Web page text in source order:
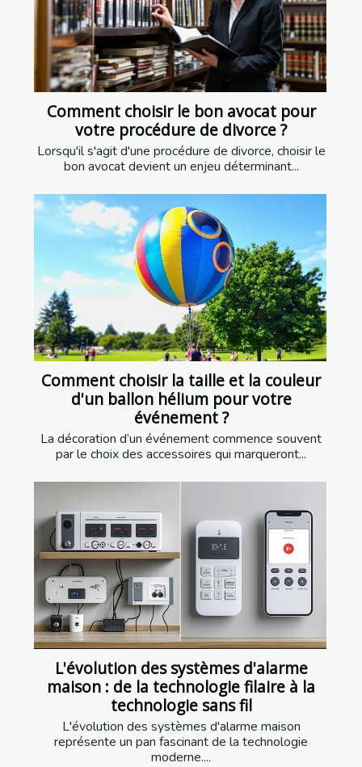
Comment choisir le bon avocat pour
votre procédure de divorce ?
Lorsqu'il s'agit d'une procédure de divorce, choisir le
bon avocat devient un enjeu déterminant...
Comment choisir la taille et la couleur
d'un ballon hélium pour votre
événement ?
La décoration d’un événement commence souvent
par le choix des accessoires qui marqueront...
L'évolution des systèmes d'alarme
maison : de la technologie filaire à la
technologie sans fil
L'évolution des systèmes d'alarme maison
représente un pan fascinant de la technologie
moderne....